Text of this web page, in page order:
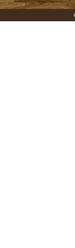
ー